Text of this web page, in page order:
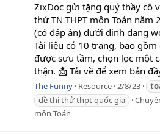
ZixDoc gửi tặng quý thầy cô
thử TN THPT môn Toán năm
(có đáp án) dưới định dạng
Tài liệu có 10 trang, bao
được sưu tầm, chọn lọc một
thận. 📩 Tải về để xem bản
The Funny Resource 2/8/23
đề thi thử thpt quốc gia
môn Toán